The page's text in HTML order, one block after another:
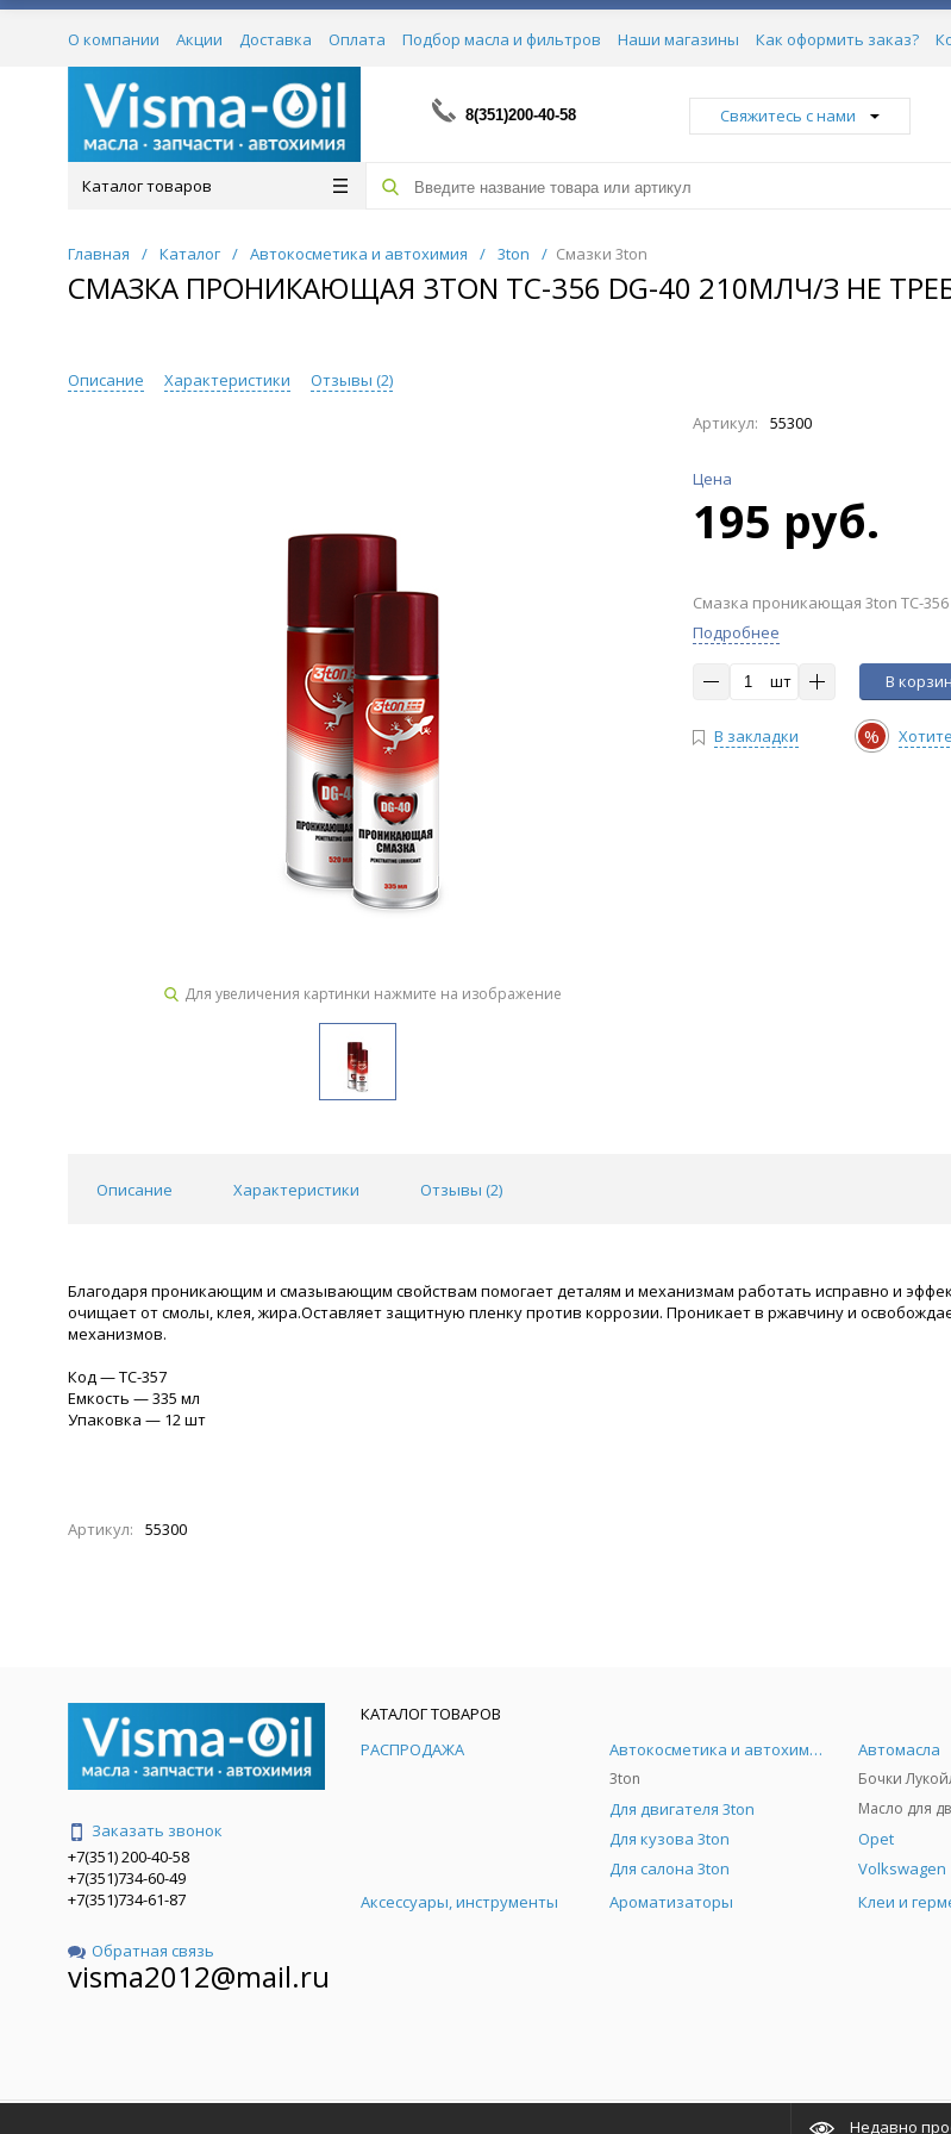
О компании Акции Доставка Оплата Подбор масла и фильтров Наши магазины Как оформить заказ?
Сертификаты
8(351)200-40-58 Свяжитесь с нами
Каталог товаров
Главная / Каталог / Автокосметика и автохимия / 3ton / Смазки 3ton
СМАЗКА ПРОНИКАЮЩАЯ 3TON TC-356 DG-40 210МЛЧ/З НЕ
Описание Характеристики Отзывы (2)
Для увеличения картинки нажмите на изображение
Артикул: 55300
Цена
195 руб.
Смазка проникающая 3ton TC-
Подробнее
шт В
В закладки %
Описание Характеристики Отзывы (2)
Благодаря проникающим и смазывающим свойствам помогает деталям и механизмам работать исправно и
очищает от смолы, клея, жира.Оставляет защитную пленку против коррозии. Проникает в ржавчину и
механизмов.
Код — ТС-357
Емкость — 335 мл
Упаковка — 12 шт
Артикул: 55300
Заказать звонок
+7(351) 200-40-58
+7(351)734-60-49
+7(351)734-61-87
Обратная связь
visma2012@mail.ru
КАТАЛОГ ТОВАРОВ
РАСПРОДАЖА
Автокосметика и автохимия
3ton
Для двигателя 3ton
Для кузова 3ton
Для салона 3ton
Автомасла
Бочки
Масло для
Opet
Volkswagen
Аксессуары, инструменты
Ароматизаторы Клеи и
Недавно